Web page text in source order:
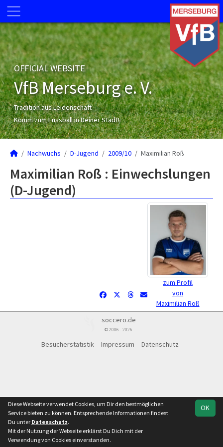
OFFICIAL WEBSITE
VfB Merseburg e. V.
Tradition aus Leidenschaft
Komm zum Fussball in Deiner Stadt!
Nachwuchs D-Jugend 2009/10 Maximilian Roß
Maximilian Roß : Einwechslungen
(D-Jugend)
zum Profil
von
Maximilian Roß
soccero.de
© 2006 - 2026
Besucherstatistik Impressum Datenschutz
OK
Diese Webseite verwendet Cookies, um Dir den bestmöglichen
Service bieten zu können. Entsprechende Informationen findest
Du unter Datenschutz.
Mit der Nutzung der Webseite erklärst Du Dich mit der
Verwendung von Cookies einverstanden.